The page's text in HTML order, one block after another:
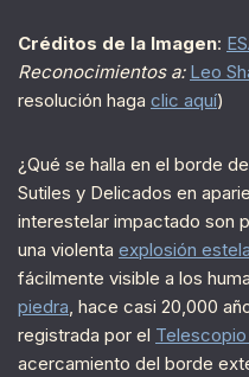
Créditos de la Imagen:
Reconocimientos a: Leo
resolución haga clic aquí)
¿Qué se halla en el borde
Sutiles y Delicados en
interestelar impactado son
una violenta explosión
fácilmente visible a los
piedra, hace casi 20,000
registrada por el
acercamiento del borde